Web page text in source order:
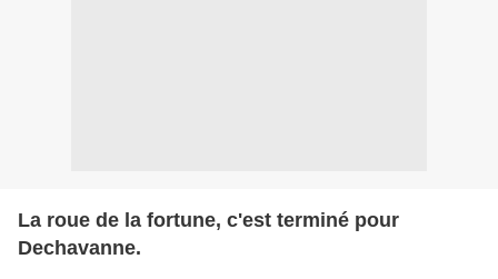
La roue de la fortune, c'est terminé pour
Dechavanne.